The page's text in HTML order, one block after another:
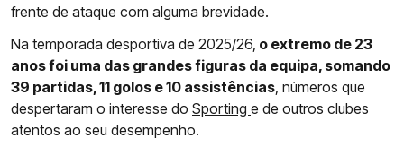
frente de ataque com alguma brevidade.
Na temporada desportiva de 2025/26, o extremo de 23
anos foi uma das grandes figuras da equipa, somando
39 partidas, 11 golos e 10 assistências , números que
despertaram o interesse do Sporting e de outros clubes
atentos ao seu desempenho.